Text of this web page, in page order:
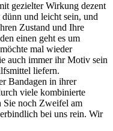
gezielter Wirkung dezent
und leicht sein, und
Zustand und Ihre
einen geht es um
mal wieder
auch immer ihr Motiv sein
liefern.
Bandagen in ihrer
viele kombinierte
Sie noch Zweifel am
bei uns rein. Wir